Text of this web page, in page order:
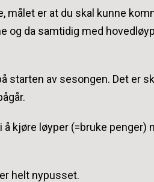
målet er at du skal kunne
og da samtidig med
starten av sesongen. Det er
kjøre løyper (=bruke penger)
helt nypusset.